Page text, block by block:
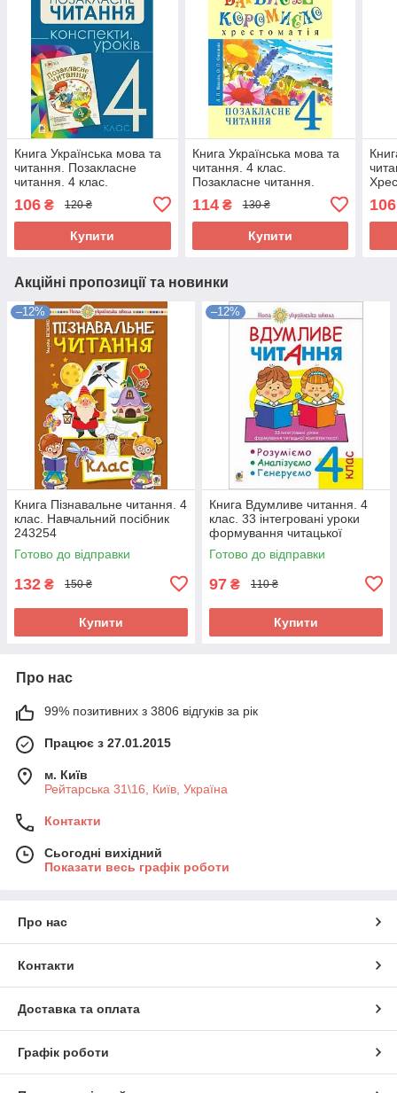
Книга Українська мова та
читання. Позакласне
читання. 4 клас.
161296
106 ₴ 120 ₴
Купити
Книга Українська мова та
читання. 4 клас.
Позакласне читання.
Хрестоматія 305589
114₴ 130 ₴
Купити
106
Акційні пропозиції та новинки
–12%
Книга Пізнавальне читання. 4
клас. Навчальний посібник
243254
Готово до відправки
132 ₴ 150 ₴
Купити
–12%
Книга Вдумливе читання. 4
клас. 33 інтегровані уроки
формування читацької
компетентності 202888
Готово до відправки
97 ₴ 110 ₴
Купити
Про нас
99% позитивних з 3806 відгуків за рік
Працює з 27.01.2015
м. Київ
Рейтарська 31\16, Київ, Україна
Контакти
Сьогодні вихідний
Показати весь графік роботи
Про нас
Контакти
Доставка та оплата
Графік роботи